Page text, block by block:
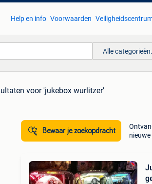
Help en info Voorwaarden
Alle
voor 'jukebox wurlitzer'
Bewaar je zoekopdracht